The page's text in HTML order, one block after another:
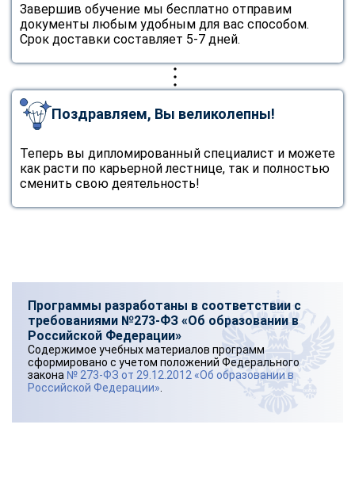
Завершив обучение мы бесплатно отправим
документы любым удобным для вас способом.
Срок доставки составляет 5-7 дней.
Поздравляем, Вы великолепны!
Теперь вы дипломированный специалист и можете
как расти по карьерной лестнице, так и полностью
сменить свою деятельность!
Программы разработаны в соответствии с
требованиями №273-ФЗ «Об образовании в
Российской Федерации»
Содержимое учебных материалов программ
сформировано с учетом положений Федерального
закона № 273-ФЗ от 29.12.2012 «Об образовании в
Российской Федерации»